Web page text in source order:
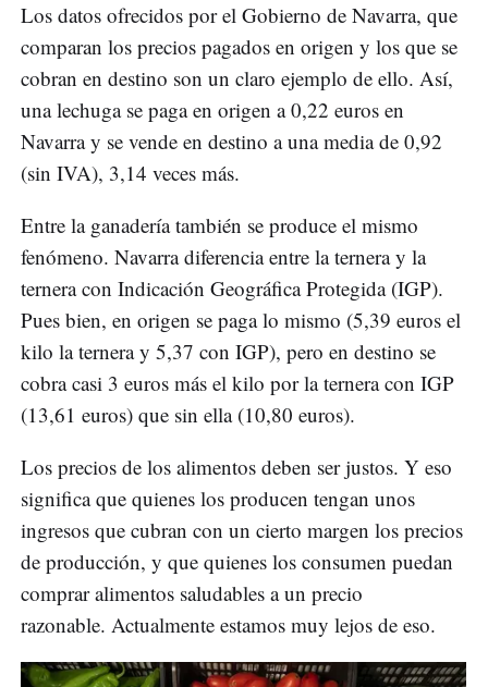
Los datos ofrecidos por el Gobierno de Navarra, que
comparan los precios pagados en origen y los que se
cobran en destino son un claro ejemplo de ello. Así,
una lechuga se paga en origen a 0,22 euros en
Navarra y se vende en destino a una media de 0,92
(sin IVA), 3,14 veces más.
Entre la ganadería también se produce el mismo
fenómeno. Navarra diferencia entre la ternera y la
ternera con Indicación Geográfica Protegida (IGP).
Pues bien, en origen se paga lo mismo (5,39 euros el
kilo la ternera y 5,37 con IGP), pero en destino se
cobra casi 3 euros más el kilo por la ternera con IGP
(13,61 euros) que sin ella (10,80 euros).
Los precios de los alimentos deben ser justos. Y eso
significa que quienes los producen tengan unos
ingresos que cubran con un cierto margen los precios
de producción, y que quienes los consumen puedan
comprar alimentos saludables a un precio
razonable. Actualmente estamos muy lejos de eso.